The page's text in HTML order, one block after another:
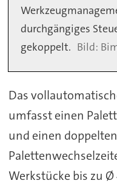
durchgängiges
gekoppelt.
Das
umfasst einen
und einen
Werkstücke bis zu